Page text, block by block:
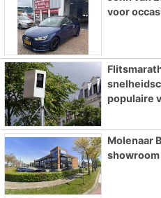
voor
populaire
Molenaar